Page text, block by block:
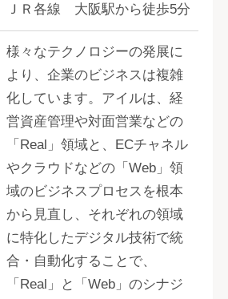
ＪＲ各線 大阪駅から徒歩5分
様々なテクノロジーの発展に
より、企業のビジネスは複雑
化しています。アイルは、経
営資産管理や対面営業などの
「Real」領域と、ECチャネル
やクラウドなどの「Web」領
域のビジネスプロセスを根本
から見直し、それぞれの領域
に特化したデジタル技術で統
合・自動化することで、
「Real」と「Web」のシナジ